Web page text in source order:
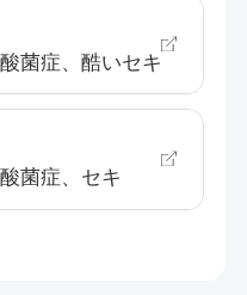
菌症、酷いセキ
菌症、セキ